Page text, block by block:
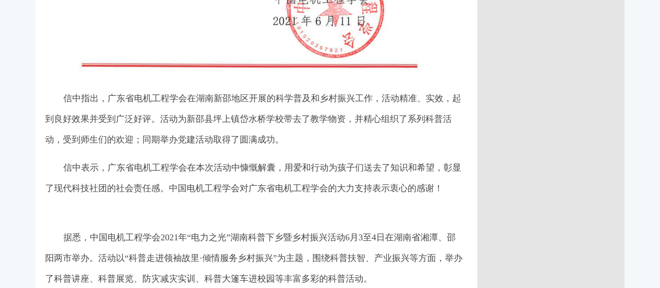
信中指出，广东省电机工程学会在湖南新邵地区开展的科学普及和乡村振兴工作，活动精准、实效，起
到良好效果并受到广泛好评。活动为新邵县坪上镇岱水桥学校带去了教学物资，并精心组织了系列科普活
动，受到师生们的欢迎；同期举办党建活动取得了圆满成功。
信中表示，广东省电机工程学会在本次活动中慷慨解囊，用爱和行动为孩子们送去了知识和希望，彰显
了现代科技社团的社会责任感。中国电机工程学会对广东省电机工程学会的大力支持表示衷心的感谢！
据悉，中国电机工程学会2021年“电力之光”湖南科普下乡暨乡村振兴活动6月3至4日在湖南省湘潭、邵
阳两市举办。活动以“科普走进领袖故里·倾情服务乡村振兴”为主题，围绕科普扶智、产业振兴等方面，举办
了科普讲座、科普展览、防灾减灾实训、科普大篷车进校园等丰富多彩的科普活动。